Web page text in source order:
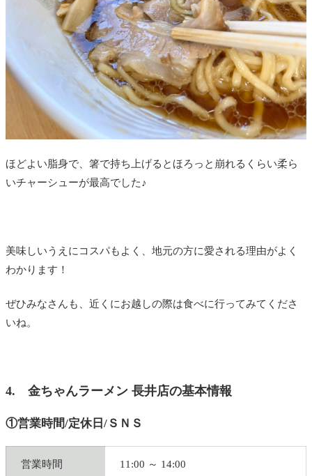
ほどよい脂身で、箸で持ち上げるとほろっと崩れるくらい柔ら
いチャーシューが最高でした♪
美味しいうえにコスパもよく、地元の方に愛される理由がよく
わかります！
ぜひみなさんも、近くにお越しの際は食べに行ってみてくださ
いね。
4. 金ちゃんラーメン 長井店の基本情報
①営業時間/定休日/ＳＮＳ
営業時間 11:00 ～ 14:00